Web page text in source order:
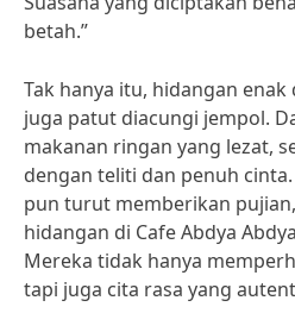
betah.”
Tak hanya itu, hidangan enak
juga patut diacungi jempol.
makanan ringan yang lezat,
dengan teliti dan penuh
pun turut memberikan pujian,
hidangan di Cafe Abdya
Mereka tidak hanya
tapi juga cita rasa yang